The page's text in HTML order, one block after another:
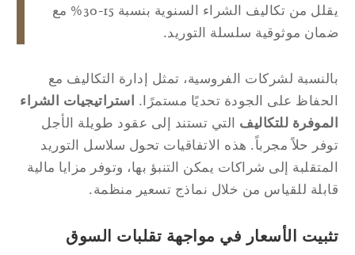
يقلل من تكاليف الشراء السنوية بنسبة 15-30% مع
موثوقية سلسلة التوريد.
لشركات الفروسية، تمثل إدارة التكاليف مع
على الجودة تحديًا مستمرًا.استراتيجيات الشراء
للتكاليفالتي تستند إلى عقود طويلة الأجل
حلاً مجرباً. هذه الاتفاقيات تحول سلاسل التوريد
إلى شراكات يمكن التنبؤ بها، وتوفر مزايا مالية
للقياس من خلال نماذج تسعير منظمة.
الأسعار في مواجهة تقلبات السوق